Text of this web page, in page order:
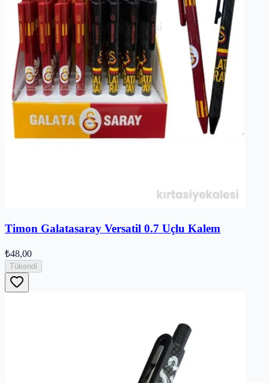
Timon Galatasaray Versatil 0.7 Uçlu Kalem
₺48,00
Tükendi